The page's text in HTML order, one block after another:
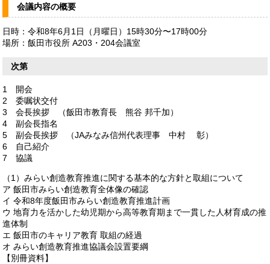
会議内容の概要
日時：令和8年6月1日（月曜日）15時30分〜17時00分
場所：飯田市役所 A203・204会議室
次第
1 開会
2 委嘱状交付
3 会長挨拶 （飯田市教育長 熊谷 邦千加）
4 副会長指名
5 副会長挨拶 （JAみなみ信州代表理事 中村 彰）
6 自己紹介
7 協議
（1）みらい創造教育推進に関する基本的な方針と取組について
ア 飯田市みらい創造教育全体像の確認
イ 令和8年度飯田市みらい創造教育推進計画
ウ 地育力を活かした幼児期から高等教育期まで一貫した人材育成の推
進体制
エ 飯田市のキャリア教育 取組の経過
オ みらい創造教育推進協議会設置要綱
【別冊資料】